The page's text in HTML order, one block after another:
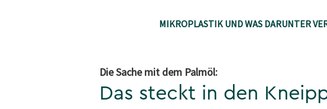
MIKROPLASTIK UND WAS DARUNTER
Die Sache mit dem Palmöl:
Das steckt in den